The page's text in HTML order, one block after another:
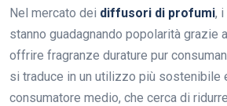
Nel mercato dei diffusori di profumi, i
stanno guadagnando popolarità grazie
offrire fragranze durature pur
si traduce in un utilizzo più sostenibile
consumatore medio, che cerca di